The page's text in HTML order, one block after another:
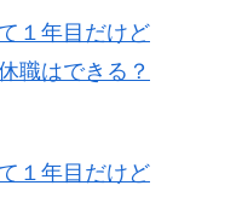
１年目だけど
職はできる？
１年目だけど